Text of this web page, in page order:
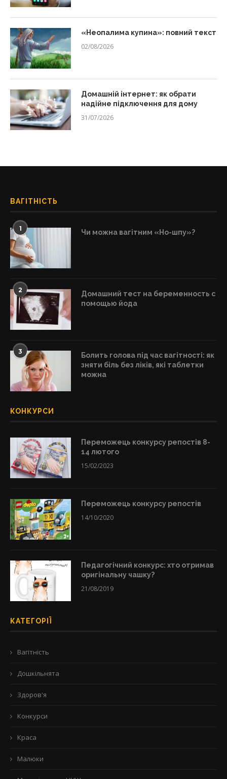
«Неопалима купина»: повний текст
02/08/2026
Домашній інтернет: як обрати
надійне підключення для дому
31/07/2026
ВАГІТНІСТЬ
1 Чи можна вагітним «Но-шпу»?
2
Домашний тест на беременность с
помощью йода
3
Болить голова під час вагітності: як
зняти біль без ліків, які таблетки
можна
КОНКУРСИ
Переможець конкурсу репостів 8-
14 лютого
15/02/2023
Переможець конкурсу репостів
14/10/2020
Педагогічний конкурс: хто отримав
оригінальну чашку?
21/08/2019
КАТЕГОРІЇ
Вагітність
Дошкільнята
Здоров'я
Конкурси
Краса
Малюки